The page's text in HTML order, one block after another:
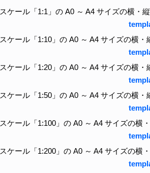
スケール「1:1」の A0 ～ A4 サイズの横・
スケール「1:10」の A0 ～ A4 サイズの横
スケール「1:20」の A0 ～ A4 サイズの横
スケール「1:50」の A0 ～ A4 サイズの横
スケール「1:100」の A0 ～ A4 サイズの横
スケール「1:200」の A0 ～ A4 サイズの横